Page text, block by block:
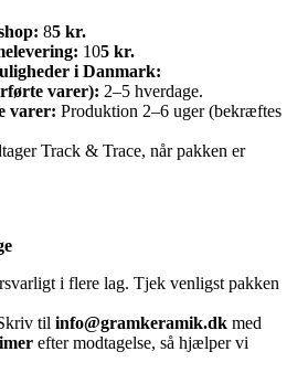
85 kr.
105 kr.
i Danmark:
varer): 2–5 hverdage.
varer: Produktion 2–6 uger (bekræftes
Track & Trace, når pakken er
i flere lag. Tjek venligst pakken
til info@gramkeramik.dk med
efter modtagelse, så hjælper vi